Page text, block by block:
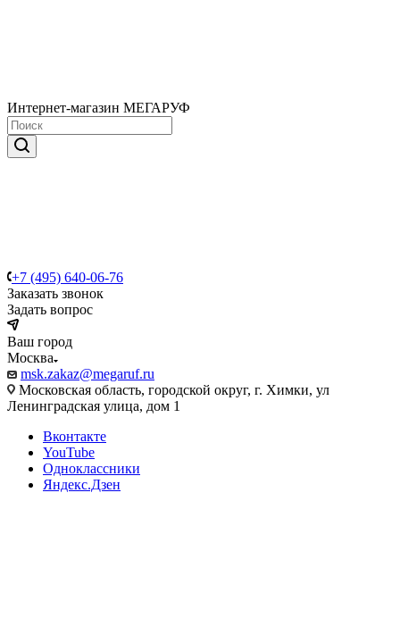
Интернет-магазин МЕГАРУФ
+7 (495) 640-06-76
Заказать звонок
Задать вопрос
Ваш город
Москва
msk.zakaz@megaruf.ru
Московская область, городской округ, г. Химки, ул
Ленинградская улица, дом 1
Вконтакте
YouTube
Одноклассники
Яндекс.Дзен